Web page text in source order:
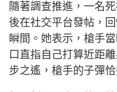
隨著調查推進，一名
後在社交平台發帖，
瞬間。她表示，槍手
口直指自己打算近距
步之遙，槍手的子彈恰